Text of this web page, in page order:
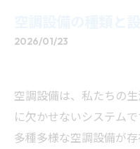
2026/01/23
空調設備は、私たちの
に欠かせないシステム
多種多様な空調設備が